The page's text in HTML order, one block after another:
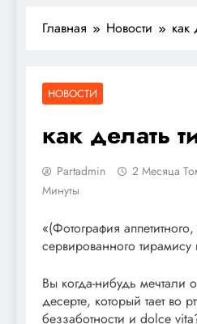
Главная Новости как
НОВОСТИ
как делать
Partadmin 2 Месяца
Минуты
«(Фотография
сервированного
Вы когда-нибудь мечтали
десерте, который тает во
беззаботности и dolce